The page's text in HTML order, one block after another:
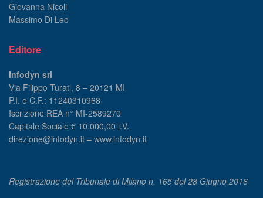
Giovanna Nicoli
Massimo Di Leo
Editore
Infodyn srl
Via Filippo Turati, 8 – 20121 MI
P.I. e C.F.: 11240310968
Iscrizione REA n° MI-2589270
Capitale Sociale € 10.000,00 i.V.
direzione@infodyn.it – www.infodyn.it
Registrazione del Tribunale di Milano n. 165 del 28 Giugno 2016